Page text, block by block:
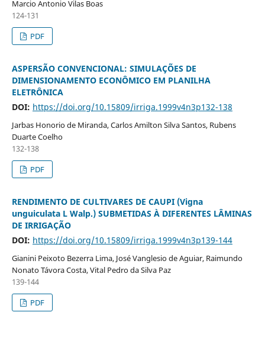
Marcio Antonio Vilas Boas
124-131
PDF
ASPERSÃO CONVENCIONAL: SIMULAÇÕES DE
DIMENSIONAMENTO ECONÔMICO EM PLANILHA
ELETRÔNICA
DOI: https://doi.org/10.15809/irriga.1999v4n3p132-138
Jarbas Honorio de Miranda, Carlos Amilton Silva Santos, Rubens
Duarte Coelho
132-138
PDF
RENDIMENTO DE CULTIVARES DE CAUPI (Vigna
unguiculata L Walp.) SUBMETIDAS À DIFERENTES LÂMINAS
DE IRRIGAÇÃO
DOI: https://doi.org/10.15809/irriga.1999v4n3p139-144
Gianini Peixoto Bezerra Lima, José Vanglesio de Aguiar, Raimundo
Nonato Távora Costa, Vital Pedro da Silva Paz
139-144
PDF